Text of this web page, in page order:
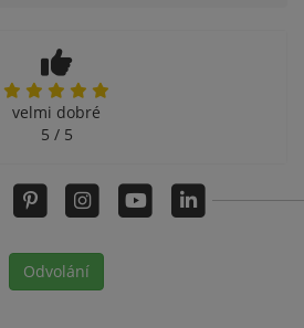
velmi dobré
5 / 5
Odvolání